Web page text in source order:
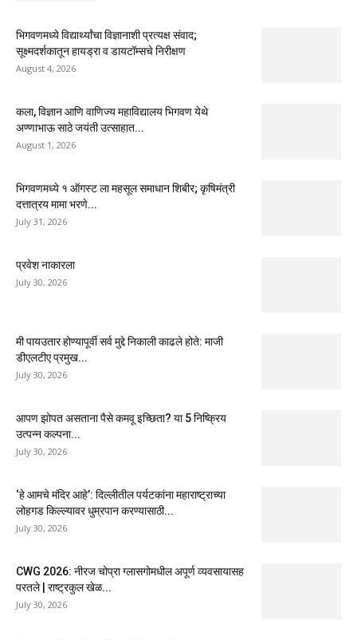
भिगवणमध्ये विद्यार्थ्यांचा विज्ञानाशी प्रत्यक्ष संवाद;
सूक्ष्मदर्शकातून हायड्रा व डायटॉम्सचे निरीक्षण
August 4, 2026
कला, विज्ञान आणि वाणिज्य महाविद्यालय भिगवण येथे
अण्णाभाऊ साठे जयंती उत्साहात...
August 1, 2026
भिगवणमध्ये १ ऑगस्ट ला महसूल समाधान शिबीर; कृषिमंत्री
दत्तात्रय मामा भरणे...
July 31, 2026
प्रवेश नाकारला
July 30, 2026
मी पायउतार होण्यापूर्वी सर्व मुद्दे निकाली काढले होते: माजी
डीएलटीए प्रमुख...
July 30, 2026
आपण झोपत असताना पैसे कमवू इच्छिता? या 5 निष्क्रिय
उत्पन्न कल्पना...
July 30, 2026
‘हे आमचे मंदिर आहे’: दिल्लीतील पर्यटकांना महाराष्ट्राच्या
लोहगड किल्ल्यावर धुम्रपान करण्यासाठी...
July 30, 2026
CWG 2026: नीरज चोप्रा ग्लासगोमधील अपूर्ण व्यवसायासह
परतले | राष्ट्रकुल खेळ...
July 30, 2026